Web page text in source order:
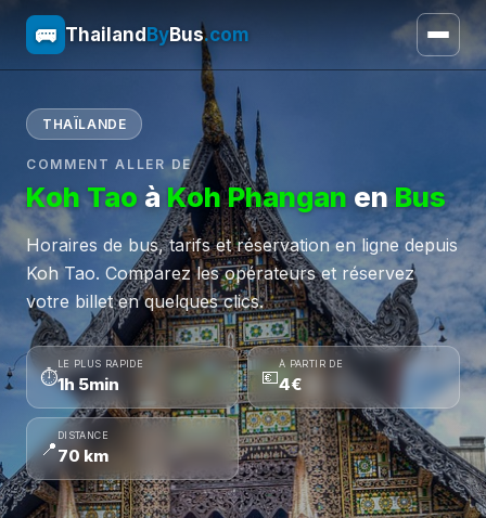
🚌 Thailand ByBus.com
THAÏLANDE
COMMENT ALLER DE
Koh Tao à Koh Phangan enBus
Horaires de bus, tarifs et réservation en ligne depuis
Koh Tao. Comparez les opérateurs et réservez
votre billet en quelques clics.
⏱
LE PLUS RAPIDE
1h 5min 💶
À PARTIR DE
4€
📍
DISTANCE
70 km